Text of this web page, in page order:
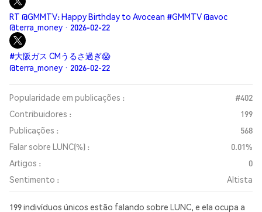
RT @GMMTV: Happy Birthday to Avocean #GMMTV @avoc
@terra_money · 2026-02-22
#大阪ガス CMうるさ過ぎ😱
@terra_money · 2026-02-22
Popularidade em publicações :
#402
Contribuidores :
199
Publicações :
568
Falar sobre LUNC(%) :
0.01%
Artigos :
0
Sentimento :
Altista
199 indivíduos únicos estão falando sobre LUNC, e ela ocupa a